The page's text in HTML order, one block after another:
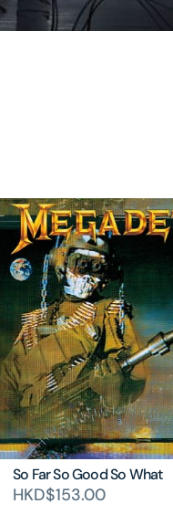
張
圖
So Far So Good So What
HKD$153.00